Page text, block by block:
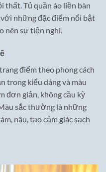
thất. Tủ quần áo liền bàn
những đặc điểm nổi bật
nên sự tiện nghi.
điểm theo phong cách
trong kiểu dáng và màu
đơn giản, không cầu kỳ
sắc thường là những
nâu, tạo cảm giác sạch